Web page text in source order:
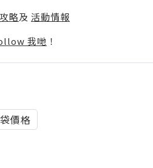
略及 活動情報
我哋 ！
價格